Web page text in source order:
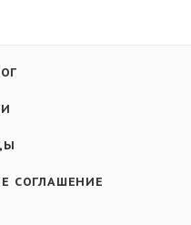
СОГЛАШЕНИЕ